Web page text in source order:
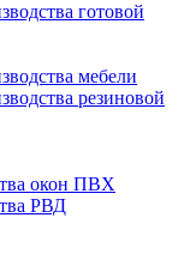
готовой
мебели
резиновой
окон ПВХ
РВД